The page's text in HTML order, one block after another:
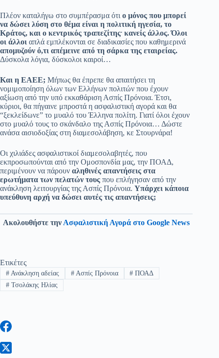
Πλέον καταλήγω στο συμπέρασμα ότι ο μόνος που μπορεί
να δώσει λύση στο θέμα είναι η πολιτική ηγεσία, το
Κράτος, και ο κεντρικός τραπεζίτης. κανείς άλλος. Όλοι
οι άλλοι απλά εμπλέκονται σε διαδικασίες που καθημερινά
απομυζούν ό,τι απέμεινε από τη σάρκα της εταιρείας.
Δύσκολα λόγια, δύσκολοι καιροί…
Και η ΕΑΕΕ; Μήπως θα έπρεπε θα απαιτήσει τη
νομιμοποίηση όλων των Ελλήνων πολιτών που έχουν
αξίωση από την υπό εκκαθάριση Ασπίς Πρόνοια. Έτσι,
κύριοι, θα πήγαινε μπροστά η ασφαλιστική αγορά και θα
“ξεκλείδωνε” το μυαλό του Έλληνα πολίτη. Γιατί όλοι έχουν
στο μυαλό τους το σκάνδαλο της Ασπίς Πρόνοια… Δώστε
ανάσα αισιοδοξίας στη διαμεσολάβηση, κε Στουρνάρα!
Οι χιλιάδες ασφαλιστικοί διαμεσολαβητές, που
εκπροσωπούνται από την Ομοσπονδία μας, την ΠΟΑΔ,
περιμένουν να πάρουν αληθινές απαντήσεις στα
ερωτήματα των πελατών τους που επλήγησαν από την
ανάκληση λειτουργίας της Ασπίς Πρόνοια. Υπάρχει κάποια
υπεύθυνη αρχή να δώσει αυτές τις απαντήσεις;
Ακολουθήστε την Ασφαλιστική Αγορά στο Google News
Ετικέτες
#Ανάκληση αδείας #Ασπίς Πρόνοια # ΠΟΑΔ
#Τσολάκης Ηλίας